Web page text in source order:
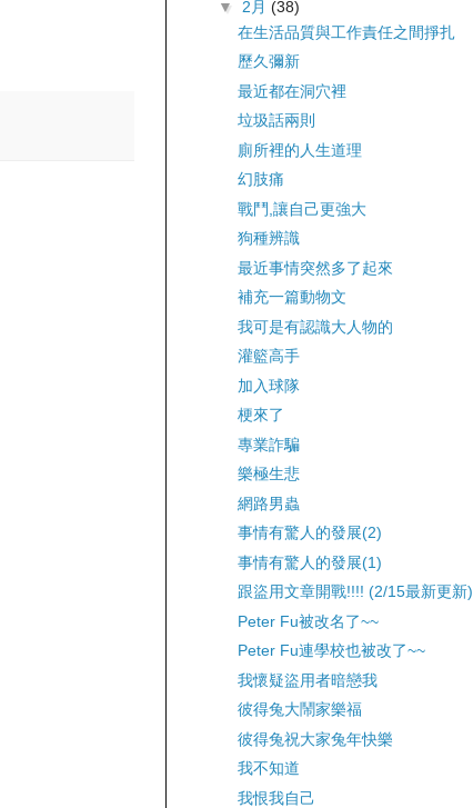
▼ 2月 (38)
在生活品質與工作責任之間掙扎
歷久彌新
最近都在洞穴裡
垃圾話兩則
廁所裡的人生道理
幻肢痛
戰鬥,讓自己更強大
狗種辨識
最近事情突然多了起來
補充一篇動物文
我可是有認識大人物的
灌籃高手
加入球隊
梗來了
專業詐騙
樂極生悲
網路男蟲
事情有驚人的發展(2)
事情有驚人的發展(1)
跟盜用文章開戰!!!! (2/15最新更新)
Peter Fu被改名了~~
Peter Fu連學校也被改了~~
我懷疑盜用者暗戀我
彼得兔大鬧家樂福
彼得兔祝大家兔年快樂
我不知道
我恨我自己